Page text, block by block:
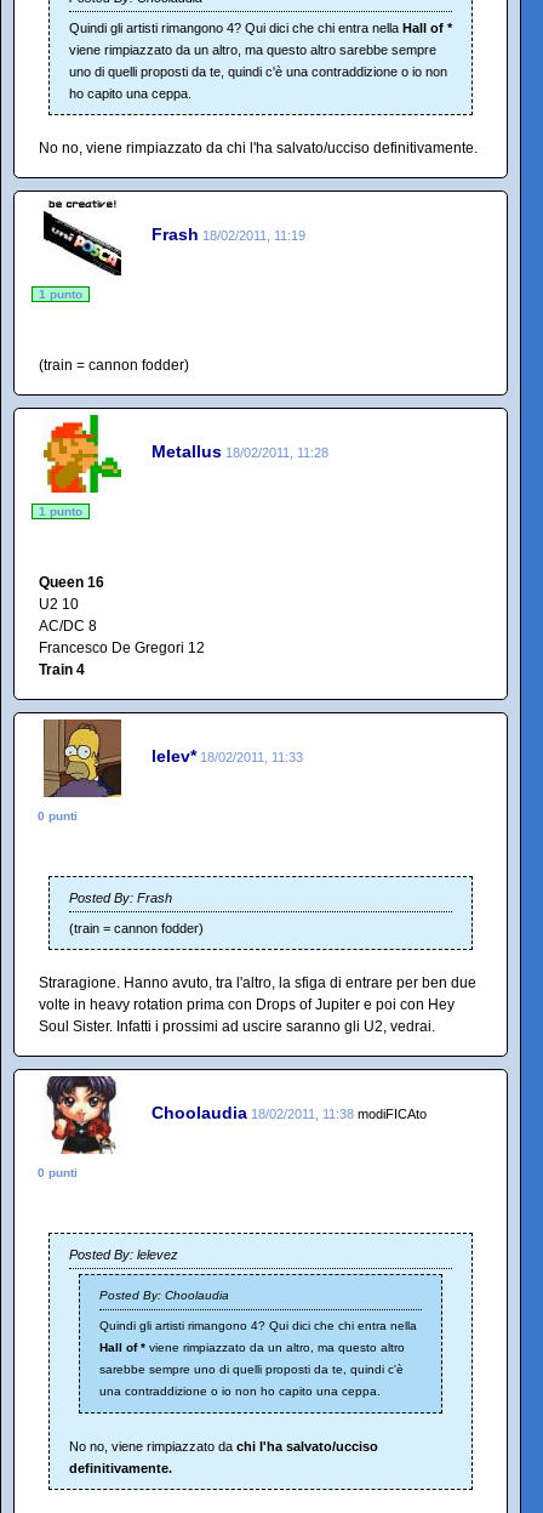
Quindi gli artisti rimangono 4? Qui dici che chi entra nella Hall of *
viene rimpiazzato da un altro, ma questo altro sarebbe sempre
uno di quelli proposti da te, quindi c'è una contraddizione o io non
ho capito una ceppa.
No no, viene rimpiazzato da chi l'ha salvato/ucciso definitivamente.
Frash 18/02/2011, 11:19
1 punto
(train = cannon fodder)
Metallus 18/02/2011, 11:28
1 punto
Queen 16
U2 10
AC/DC 8
Francesco De Gregori 12
Train 4
lelev* 18/02/2011, 11:33
0 punti
Posted By: Frash
(train = cannon fodder)
Straragione. Hanno avuto, tra l'altro, la sfiga di entrare per ben due
volte in heavy rotation prima con Drops of Jupiter e poi con Hey
Soul Sister. Infatti i prossimi ad uscire saranno gli U2, vedrai.
Choolaudia 18/02/2011, 11:38 modiFICAto
0 punti
Posted By: lelevez
Posted By: Choolaudia
Quindi gli artisti rimangono 4? Qui dici che chi entra nella
Hall of * viene rimpiazzato da un altro, ma questo altro
sarebbe sempre uno di quelli proposti da te, quindi c'è
una contraddizione o io non ho capito una ceppa.
No no, viene rimpiazzato da chi l'ha salvato/ucciso
definitivamente.